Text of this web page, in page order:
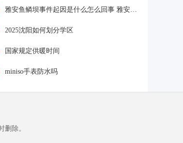
雅安鱼鳞坝事件起因是什么怎么回事 雅安鱼鳞坝事件真相始末是什么
2025沈阳如何划分学区
国家规定供暖时间
miniso手表防水吗
除。